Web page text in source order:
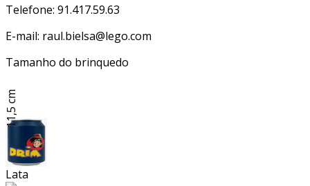
Telefone: 91.417.59.63
E-mail: raul.bielsa@lego.com
Tamanho do brinquedo
11,5 cm
Lata